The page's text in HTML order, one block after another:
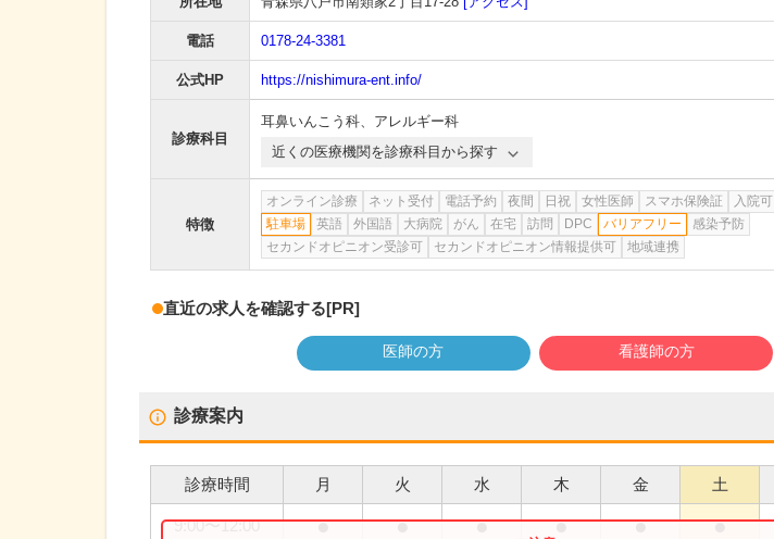
電話 0178-24-3381
公式HP https://nishimura-ent.info/
診療科目
耳鼻いんこう科、 アレルギー科
近くの医療機関を診療科目から探す
特徴
オンライン診療 ネット受付 電話予約 夜間 日祝 女性医師 スマホ保険証 入院可
駐車場
英語 外国語 大病院 がん 在宅 訪問 DPC バリアフリー
感染予防
セカンドオピニオン受診可
セカンドオピニオン情報提供可 地域連携
直近の求人を確認する[PR]
医師の方 看護師の方
診療案内
診療時間 月 火 水 木 金 土
9:00〜12:00 ● ● ● ● ● ●